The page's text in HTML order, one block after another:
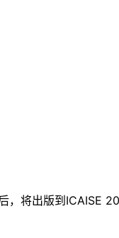
，将出版到